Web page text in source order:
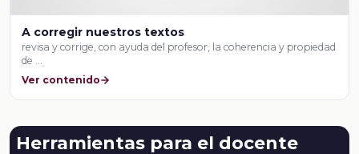
A corregir nuestros textos
revisa y corrige, con ayuda del profesor, la coherencia y propiedad
de …
Ver contenido
Herramientas para el docente